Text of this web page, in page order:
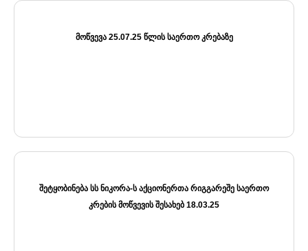
ᲛᲝᲬᲕᲔᲕᲐ 25.07.25 ᲬᲚᲘᲡ ᲡᲐᲔᲠᲗᲝ ᲙᲠᲔᲑᲐᲖᲔ
ᲨᲔᲢᲧᲝᲑᲘᲜᲔᲑᲐ ᲡᲡ ᲜᲘᲙᲝᲠᲐ-Ს ᲐᲥᲪᲘᲝᲜᲔᲠᲗᲐ ᲠᲘᲒᲒᲐᲠᲔᲨᲔ ᲡᲐᲔᲠᲗᲝ
ᲙᲠᲔᲑᲘᲡ ᲛᲝᲬᲕᲔᲕᲘᲡ ᲨᲔᲡᲐᲮᲔᲑ 18.03.25